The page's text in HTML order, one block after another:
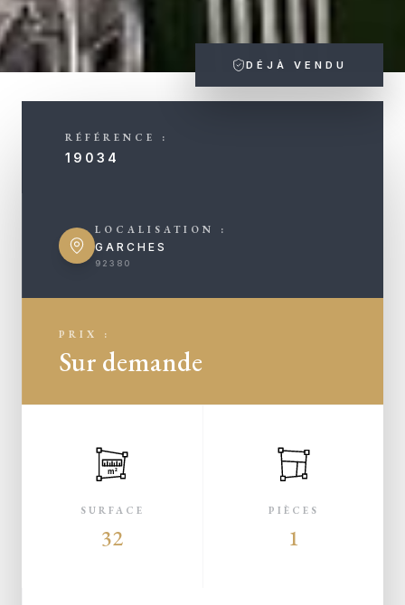
DÉJÀ VENDU
RÉFÉRENCE :
19034
LOCALISATION :
GARCHES
92380
PRIX :
Sur demande
m²
SURFACE
32
PIÈCES
1